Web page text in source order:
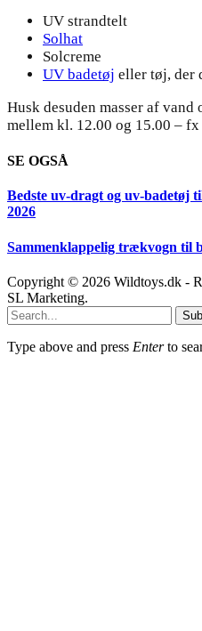
UV strandtelt
Solhat
Solcreme
UV badetøj eller tøj, der
Husk desuden masser af vand
mellem kl. 12.00 og 15.00 –
SE OGSÅ
Bedste uv-dragt og uv-badetøj
2026
Sammenklappelig trækvogn til
Copyright © 2026 Wildtoys.dk -
SL Marketing.
Type above and press Enterto